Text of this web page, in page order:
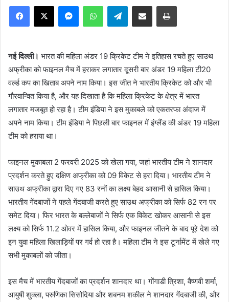
Facebook
X MessengerWhatsAppTelegramShare via Email Print
नई दिल्ली। भारत की महिला अंडर 19 क्रिकेट टीम ने इतिहास रचते हुए साउथ
अफ्रीका को फाइनल मैच में हराकर लगातार दूसरी बार अंडर 19 महिला टी20
वर्ल्ड कप का खिताब अपने नाम किया। इस जीत ने भारतीय क्रिकेट को और भी
गौरवान्वित किया है, और यह दिखाता है कि महिला क्रिकेट के क्षेत्र में भारत
लगातार मजबूत हो रहा है। टीम इंडिया ने इस मुकाबले को एकतरफा अंदाज में
अपने नाम किया। टीम इंडिया ने पिछली बार फाइनल में इंग्लैंड की अंडर 19 महिला
टीम को हराया था।
फाइनल मुकाबला 2 फरवरी 2025 को खेला गया, जहां भारतीय टीम ने शानदार
प्रदर्शन करते हुए दक्षिण अफ्रीका को 09 विकेट से हरा दिया। भारतीय टीम ने
साउथ अफ्रीका द्वारा दिए गए 83 रनों का लक्ष्य बेहद आसानी से हासिल किया।
भारतीय गेंदबाजों ने पहले गेंदबाजी करते हुए साउथ अफ्रीका को सिर्फ 82 रन पर
समेट दिया। फिर भारत के बल्लेबाजों ने सिर्फ एक विकेट खोकर आसानी से इस
लक्ष्य को सिर्फ 11.2 ओवर में हासिल किया, और फाइनल जीतने के बाद पूरे देश को
इन युवा महिला खिलाड़ियों पर गर्व हो रहा है। महिला टीम ने इस टूर्नामेंट में खेले गए
सभी मुकाबलों को जीता।
इस मैच में भारतीय गेंदबाजों का प्रदर्शन शानदार था। गोंगाडी त्रिशा, वैष्णवी शर्मा,
आयुषी शुक्ला, परुणिका सिसोदिया और शबनम शकील ने शानदार गेंदबाजी की, और